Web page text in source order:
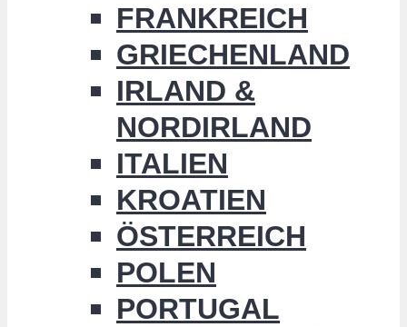
FRANKREICH
GRIECHENLAND
IRLAND &
NORDIRLAND
ITALIEN
KROATIEN
ÖSTERREICH
POLEN
PORTUGAL